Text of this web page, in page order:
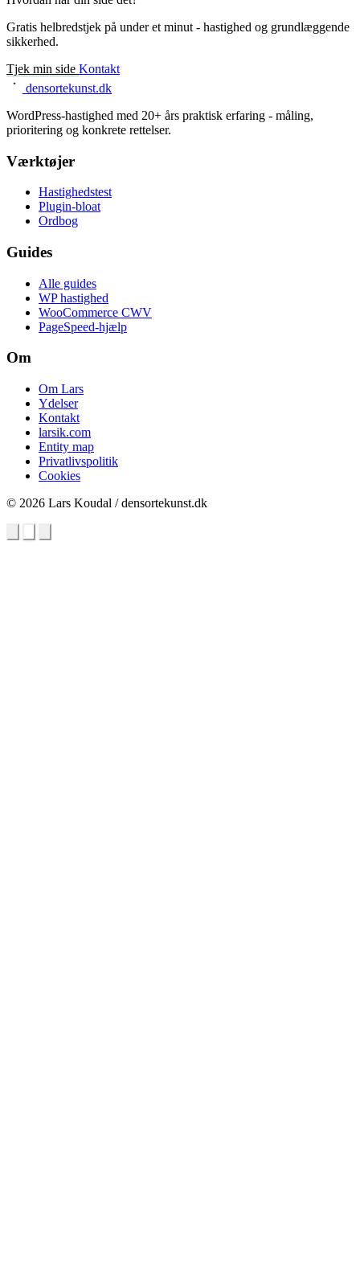
Gratis helbredstjek på under et minut - hastighed og grundlæggende
sikkerhed.
Tjek min side Kontakt
densortekunst.dk
WordPress-hastighed med 20+ års praktisk erfaring - måling,
prioritering og konkrete rettelser.
Værktøjer
Hastighedstest
Plugin-bloat
Ordbog
Guides
Alle guides
WP hastighed
WooCommerce CWV
PageSpeed-hjælp
Om
Om Lars
Ydelser
Kontakt
larsik.com
Entity map
Privatlivspolitik
Cookies
© 2026 Lars Koudal / densortekunst.dk